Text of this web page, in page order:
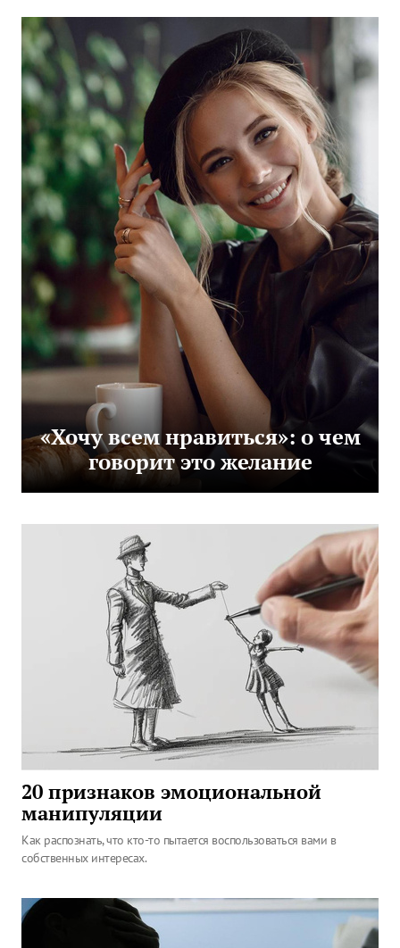
«Хочу всем нравиться»: о чем
говорит это желание
20 признаков эмоциональной
манипуляции
Как распознать, что кто-то пытается воспользоваться вами в
собственных интересах.